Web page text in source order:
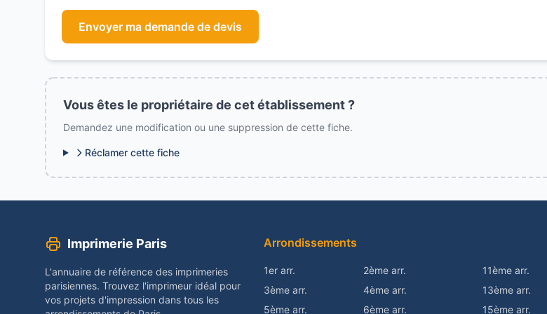
Envoyer ma demande de devis
Vous êtes le propriétaire de cet établissement ?
Demandez une modification ou une suppression de cette fiche.
Réclamer cette fiche
Imprimerie Paris
L'annuaire de référence des imprimeries
parisiennes. Trouvez l'imprimeur idéal pour
vos projets d'impression dans tous les
Arrondissements
1er arr.
2ème arr.
3ème arr.
4ème arr.
5ème arr.
6ème arr.
11ème arr.
13ème arr.
15ème arr.